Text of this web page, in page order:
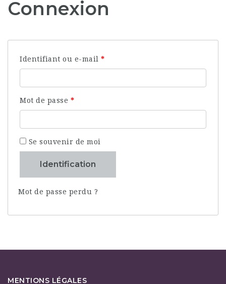
Connexion
Identifiant ou e-mail *
Mot de passe *
Se souvenir de moi
Identification
Mot de passe perdu ?
MENTIONS LÉGALES